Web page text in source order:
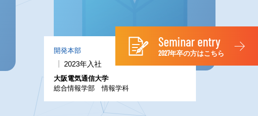
Seminar entry
2027年卒の方はこちら
開発本部
2023年入社
大阪電気通信大学
総合情報学部 情報学科